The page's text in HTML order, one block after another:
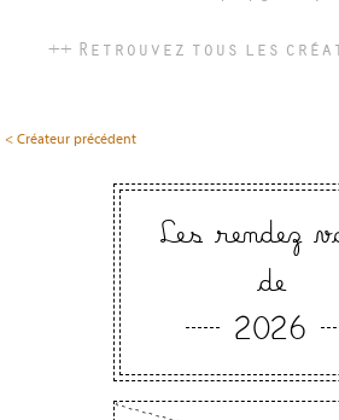
++ Retrouvez tous les
< Créateur précédent
Les rendez
de
2026